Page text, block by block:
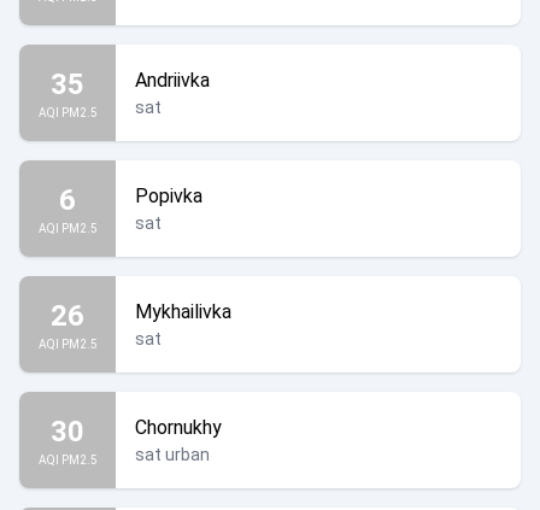
35
AQI PM2.5
Andriivka
sat
6
AQI PM2.5
Popivka
sat
26
AQI PM2.5
Mykhailivka
sat
30
AQI PM2.5
Chornukhy
sat urban